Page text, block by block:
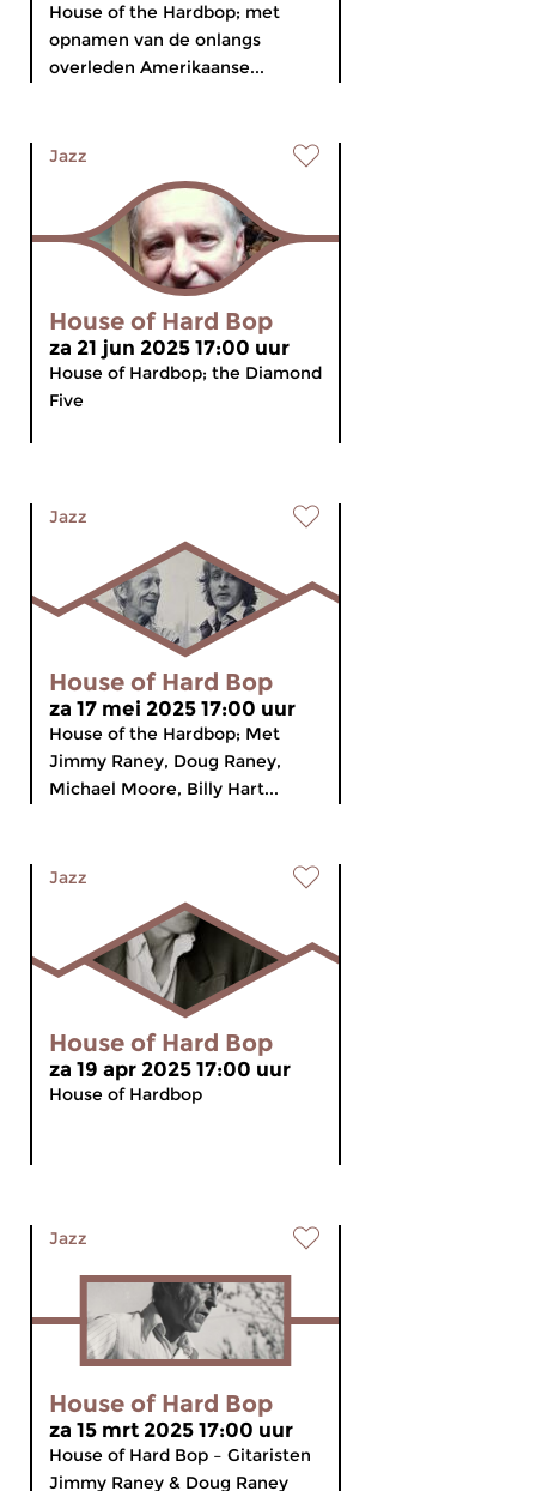
House of the Hardbop; met
opnamen van de onlangs
overleden Amerikaanse...
Jazz
House of Hard Bop
za 21 jun 2025 17:00 uur
House of Hardbop; the Diamond
Five
Jazz
House of Hard Bop
za 17 mei 2025 17:00 uur
House of the Hardbop; Met
Jimmy Raney, Doug Raney,
Michael Moore, Billy Hart...
Jazz
House of Hard Bop
za 19 apr 2025 17:00 uur
House of Hardbop
Jazz
House of Hard Bop
za 15 mrt 2025 17:00 uur
House of Hard Bop – Gitaristen
Jimmy Raney & Doug Raney